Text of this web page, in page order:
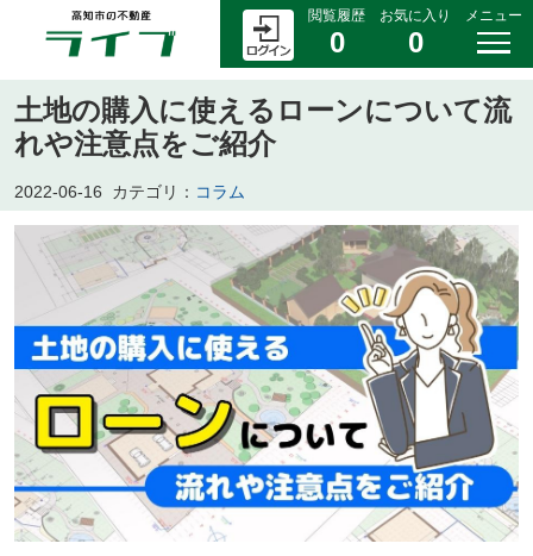
閲覧履歴
0
お気に入り
0
メニュー
土地の購入に使えるローンについて流
れや注意点をご紹介
2022-06-16 カテゴリ： コラム